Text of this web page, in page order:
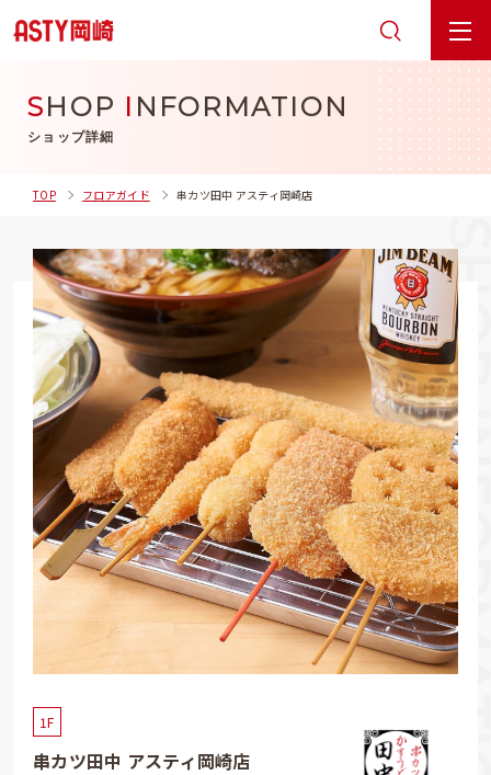
SHOP I NFORMATION
ショップ詳細
TOP フロアガイド 串カツ田中 アスティ岡崎店
1F
串カツ田中 アスティ岡崎店